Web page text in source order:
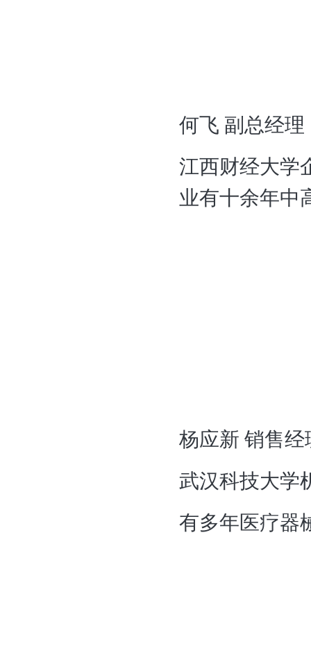
何飞 副总经理
江西财经大学
业有十余年中
杨应新 销售经
武汉科技大学
有多年医疗器